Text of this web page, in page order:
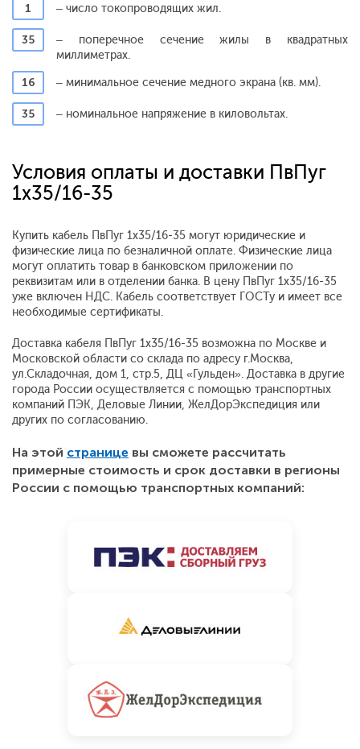
1
– число токопроводящих жил.
35
– поперечное сечение жилы в квадратных
миллиметрах.
16
– минимальное сечение медного экрана (кв. мм).
35 – номинальное напряжение в киловольтах.
Условия оплаты и доставки ПвПуг
1x35/16-35
Купить кабель ПвПуг 1x35/16-35 могут юридические и
физические лица по безналичной оплате. Физические лица
могут оплатить товар в банковском приложении по
реквизитам или в отделении банка. В цену ПвПуг 1x35/16-35
уже включен НДС. Кабель соответствует ГОСТу и имеет все
необходимые сертификаты.
Доставка кабеля ПвПуг 1x35/16-35 возможна по Москве и
Московской области со склада по адресу г.Москва,
ул.Складочная, дом 1, стр.5, ДЦ «Гульден». Доставка в другие
города России осуществляется с помощью транспортных
компаний ПЭК, Деловые Линии, ЖелДорЭкспедиция или
других по согласованию.
На этой странице вы сможете рассчитать
примерные стоимость и срок доставки в регионы
России с помощью транспортных компаний: